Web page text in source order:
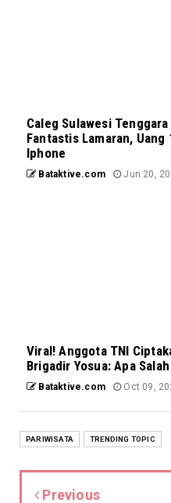
Caleg Sulawesi
Fantastis Lamaran,
Iphone
Bataktive.com Jun 20,
Viral! Anggota TNI
Brigadir Yosua: Apa
Bataktive.com Oct 09,
PARIWISATA TRENDING TOPIC
Previous